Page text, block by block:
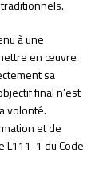
à une
en œuvre
sa
final n’est
volonté.
et de
L111-1 du Code